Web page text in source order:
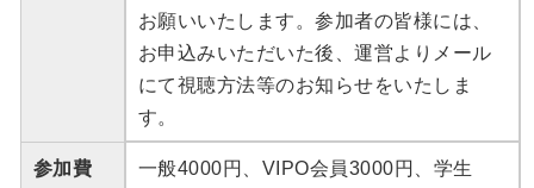
お願いいたします。参加者の皆様には、
お申込みいただいた後、運営よりメール
にて視聴方法等のお知らせをいたしま
す。
参加費
一般4000円、VIPO会員3000円、学生